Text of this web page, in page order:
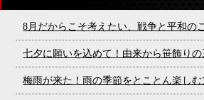
8月だからこそ考えたい、戦争と平和の
七夕に願いを込めて！由来から笹飾り
梅雨が来た！雨の季節をとことん楽しむ